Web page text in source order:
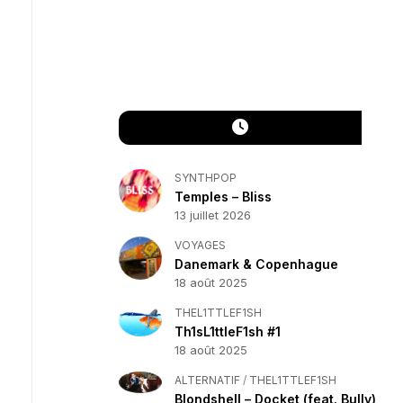
SYNTHPOP
Temples – Bliss
13 juillet 2026
VOYAGES
Danemark & Copenhague
18 août 2025
THEL1TTLEF1SH
Th1sL1ttleF1sh #1
18 août 2025
ALTERNATIF / THEL1TTLEF1SH
Blondshell – Docket (feat. Bully)